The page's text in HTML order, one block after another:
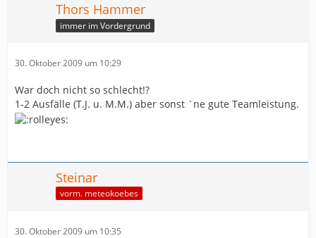
Thors Hammer
immer im Vordergrund
30. Oktober 2009 um 10:29
War doch nicht so schlecht!?
1-2 Ausfälle (T.J. u. M.M.) aber sonst `ne gute Teamleistung.
Steinar
vorm. meteokoebes
30. Oktober 2009 um 10:35